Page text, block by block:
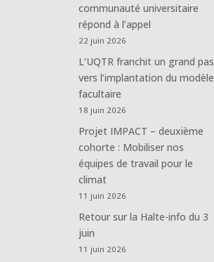
communauté universitaire
répond à l’appel
22 juin 2026
L’UQTR franchit un grand pas
vers l’implantation du modèle
facultaire
18 juin 2026
Projet IMPACT – deuxième
cohorte : Mobiliser nos
équipes de travail pour le
climat
11 juin 2026
Retour sur la Halte-info du 3
juin
11 juin 2026